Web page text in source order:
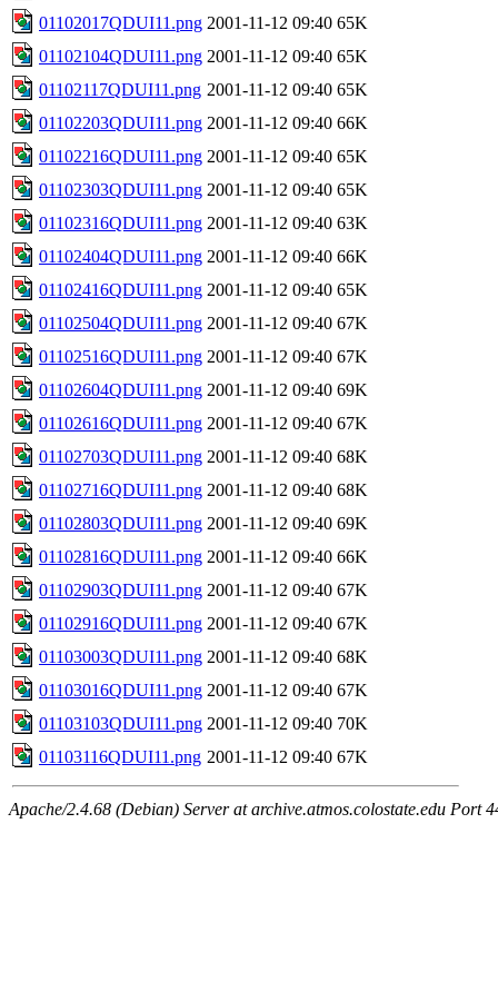
01102017QDUI11.png 2001-11-12 09:40 65K
01102104QDUI11.png 2001-11-12 09:40 65K
01102117QDUI11.png 2001-11-12 09:40 65K
01102203QDUI11.png 2001-11-12 09:40 66K
01102216QDUI11.png 2001-11-12 09:40 65K
01102303QDUI11.png 2001-11-12 09:40 65K
01102316QDUI11.png 2001-11-12 09:40 63K
01102404QDUI11.png 2001-11-12 09:40 66K
01102416QDUI11.png 2001-11-12 09:40 65K
01102504QDUI11.png 2001-11-12 09:40 67K
01102516QDUI11.png 2001-11-12 09:40 67K
01102604QDUI11.png 2001-11-12 09:40 69K
01102616QDUI11.png 2001-11-12 09:40 67K
01102703QDUI11.png 2001-11-12 09:40 68K
01102716QDUI11.png 2001-11-12 09:40 68K
01102803QDUI11.png 2001-11-12 09:40 69K
01102816QDUI11.png 2001-11-12 09:40 66K
01102903QDUI11.png 2001-11-12 09:40 67K
01102916QDUI11.png 2001-11-12 09:40 67K
01103003QDUI11.png 2001-11-12 09:40 68K
01103016QDUI11.png 2001-11-12 09:40 67K
01103103QDUI11.png 2001-11-12 09:40 70K
01103116QDUI11.png 2001-11-12 09:40 67K
Apache/2.4.68 (Debian) Server at archive.atmos.colostate.edu Port